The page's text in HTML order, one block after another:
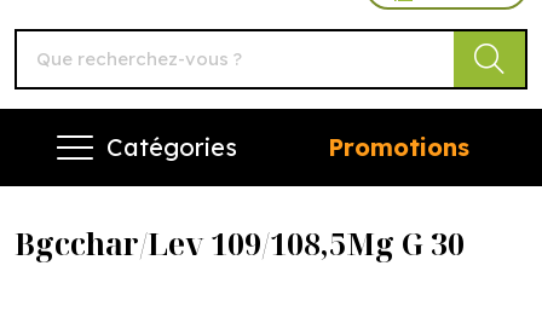
Catégories Promotions
Bgcchar/Lev 109/108,5Mg G 30